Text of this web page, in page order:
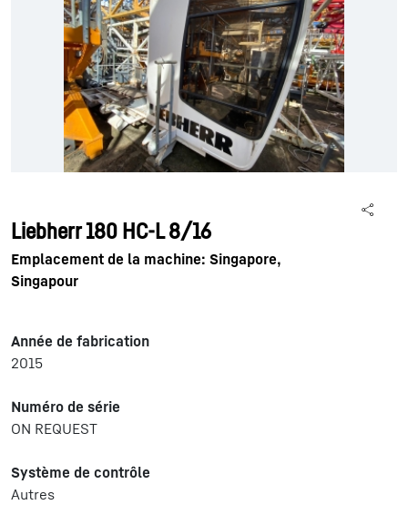
Liebherr 180 HC-L 8/16
Emplacement de la machine: Singapore,
Singapour
Année de fabrication
2015
Numéro de série
ON REQUEST
Système de contrôle
Autres